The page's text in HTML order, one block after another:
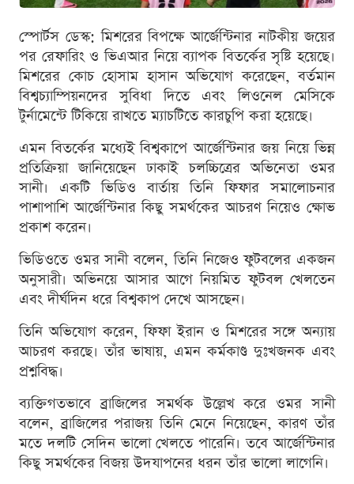
স্পোর্টস ডেস্ক: মিশরের বিপক্ষে আর্জেন্টিনার নাটকীয় জয়ের
পর রেফারিং ও ভিএআর নিয়ে ব্যাপক বিতর্কের সৃষ্টি হয়েছে।
মিশরের কোচ হোসাম হাসান অভিযোগ করেছেন, বর্তমান
বিশ্বচ্যাম্পিয়নদের সুবিধা দিতে এবং লিওনেল মেসিকে
টুর্নামেন্টে টিকিয়ে রাখতে ম্যাচটিতে কারচুপি করা হয়েছে।
এমন বিতর্কের মধ্যেই বিশ্বকাপে আর্জেন্টিনার জয় নিয়ে ভিন্ন
প্রতিক্রিয়া জানিয়েছেন ঢাকাই চলচ্চিত্রের অভিনেতা ওমর
সানী। একটি ভিডিও বার্তায় তিনি ফিফার সমালোচনার
পাশাপাশি আর্জেন্টিনার কিছু সমর্থকের আচরণ নিয়েও ক্ষোভ
প্রকাশ করেন।
ভিডিওতে ওমর সানী বলেন, তিনি নিজেও ফুটবলের একজন
অনুসারী। অভিনয়ে আসার আগে নিয়মিত ফুটবল খেলতেন
এবং দীর্ঘদিন ধরে বিশ্বকাপ দেখে আসছেন।
তিনি অভিযোগ করেন, ফিফা ইরান ও মিশরের সঙ্গে অন্যায়
আচরণ করছে। তাঁর ভাষায়, এমন কর্মকাণ্ড দুঃখজনক এবং
প্রশ্নবিদ্ধ।
ব্যক্তিগতভাবে ব্রাজিলের সমর্থক উল্লেখ করে ওমর সানী
বলেন, ব্রাজিলের পরাজয় তিনি মেনে নিয়েছেন, কারণ তাঁর
মতে দলটি সেদিন ভালো খেলতে পারেনি। তবে আর্জেন্টিনার
কিছু সমর্থকের বিজয় উদযাপনের ধরন তাঁর ভালো লাগেনি।